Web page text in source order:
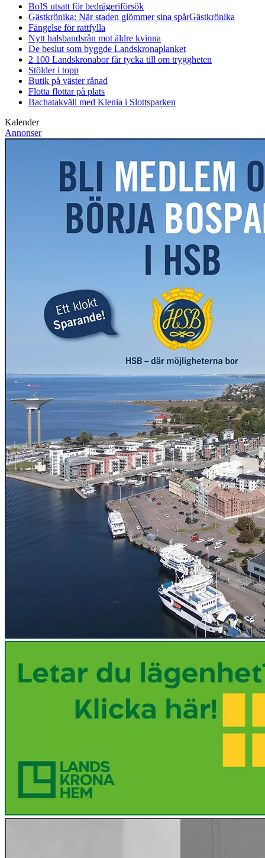
BoIS utsatt för bedrägeriförsök
Gästkrönika: När staden glömmer sina spårGästkrönika
Fängelse för rattfylla
Nytt halsbandsrån mot äldre kvinna
De beslut som byggde Landskronaplanket
2 100 Landskronabor får tycka till om tryggheten
Stölder i topp
Butik på väster rånad
Flotta flottar på plats
Bachatakväll med Klenia i Slottsparken
Kalender
Annonser